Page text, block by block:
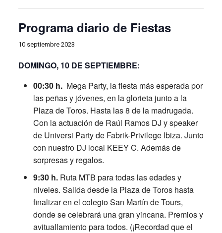
Programa diario de Fiestas
10 septiembre 2023
DOMINGO, 10 DE SEPTIEMBRE:
00:30 h. Mega Party, la fiesta más esperada por
las peñas y jóvenes, en la glorieta junto a la
Plaza de Toros. Hasta las 8 de la madrugada.
Con la actuación de Raúl Ramos DJ y speaker
de Universi Party de Fabrik-Privilege Ibiza. Junto
con nuestro DJ local KEEY C. Además de
sorpresas y regalos.
9:30 h.Ruta MTB para todas las edades y
niveles. Salida desde la Plaza de Toros hasta
finalizar en el colegio San Martín de Tours,
donde se celebrará una gran yincana. Premios y
avituallamiento para todos. (¡Recordad que el